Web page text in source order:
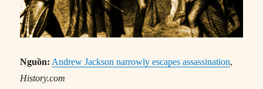
Nguồn: Andrew Jackson narrowly escapes assassination,
History.com